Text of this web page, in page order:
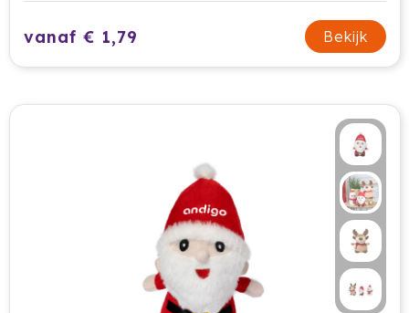
vanaf € 1,79 Bekijk